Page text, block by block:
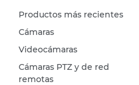
Productos más recientes
Cámaras
Videocámaras
Cámaras PTZ y de red
remotas